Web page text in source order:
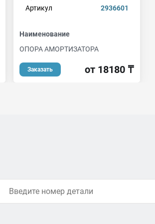
Артикул
2936601
Наименование
ОПОРА АМОРТИЗАТОРА
Заказать от 18180 ₸